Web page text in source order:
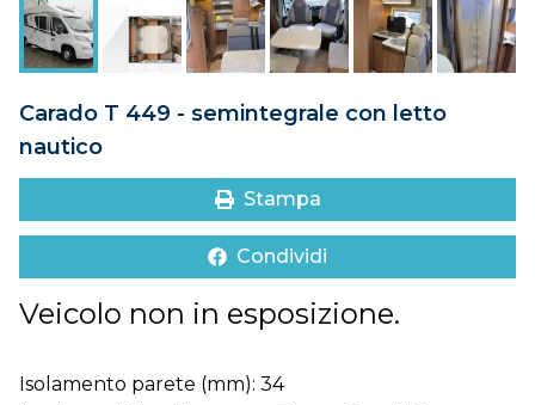
DOVE SIAMO
CONTATTI
Carado T 449 - semintegrale con letto
nautico
Stampa
Condividi
Veicolo non in esposizione.
Isolamento parete (mm): 34